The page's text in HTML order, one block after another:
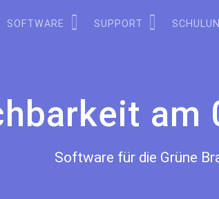
SOFTWARE SUPPORT
am
Software für die Grüne